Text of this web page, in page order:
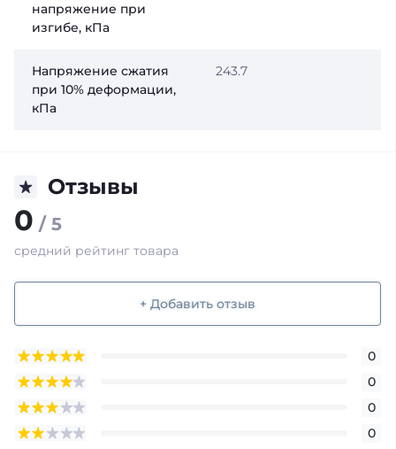
напряжение при
изгибе, кПа
Напряжение сжатия
при 10% деформации,
кПа
243.7
Отзывы
0 / 5
средний рейтинг товара
+ Добавить отзыв
0
0
0
0